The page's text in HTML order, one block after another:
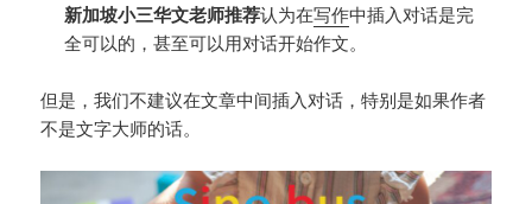
新加坡小三华文老师推荐认为在写作中插入对话是完
全可以的，甚至可以用对话开始作文。
但是，我们不建议在文章中间插入对话，特别是如果作者
不是文字大师的话。